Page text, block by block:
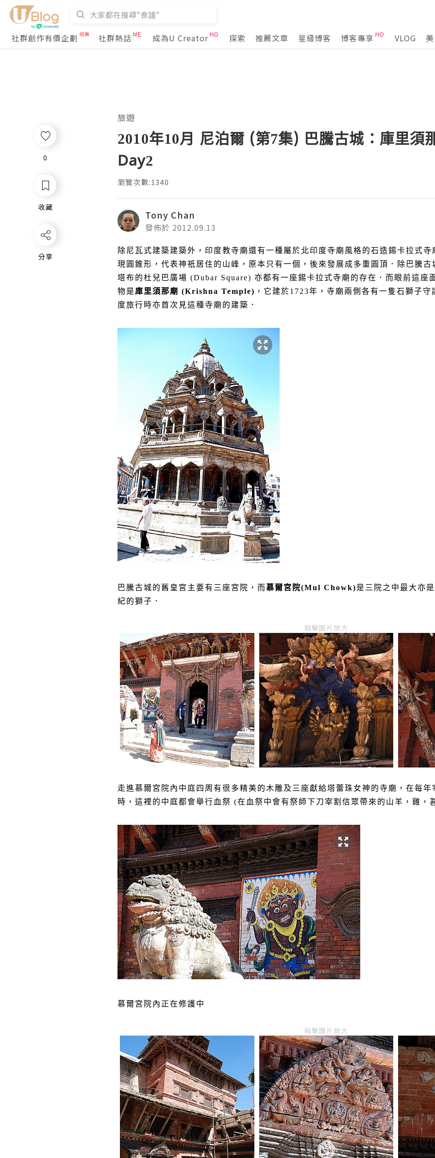
社群創作有價企劃 社群熱話 成為U Creator 探索 推薦文章 星級博客 博客專享 VLOG
0
收藏
分享
旅遊
2010年10月 尼泊爾 (第7集) 巴騰古城：庫里須
Day2
瀏覽次數:1340
Tony Chan
發佈於 2012.09.13
除尼瓦式建築建築外，印度教寺廟還有一種屬於北印度寺廟風格的石造錫卡拉式
現圓錐形，代表神祇居住的山峰，原本只有一個，後來發展成多重圓頂．除巴騰
塔布的杜兒巴廣場 (Dubar Square) 亦都有一座錫卡拉式寺廟的存在．而眼前這座
物是 庫里須那廟 (Krishna Temple) ，它建於1723年，寺廟兩側各有一隻石獅子
度旅行時亦首次見這種寺廟的建築．
巴騰古城的舊皇宮主要有三座宮院，而慕爾宮院(Mul Chowk)是三院之中最大亦
紀的獅子．
點擊圖片放大
走進慕爾宮院內中庭四周有很多精美的木雕及三座獻給塔蕾珠女神的寺廟，在每
時，這裡的中庭都會舉行血祭 (在血祭中會有祭師下刀宰割信眾帶來的山羊，雞，
慕爾宮院內正在修護中
點擊圖片放大
0
收藏
分享